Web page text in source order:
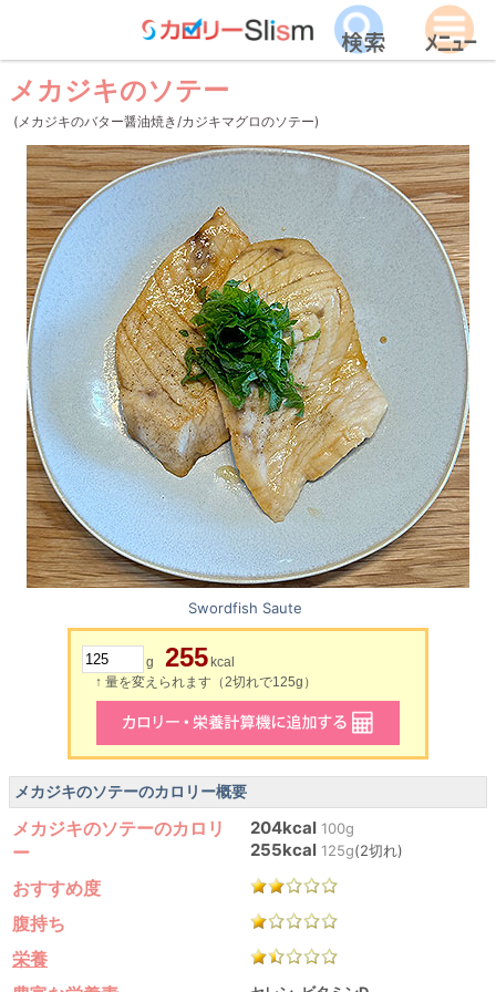
メカジキのソテー
(メカジキのバター醤油焼き/カジキマグロのソテー)
Swordfish Saute
g 255 kcal
↑ 量を変えられます（2切れで125g）
メカジキのソテーのカロリー概要
メカジキのソテーのカロリ
ー
204kcal 100g
255kcal 125g(2切れ)
おすすめ度
腹持ち
栄養